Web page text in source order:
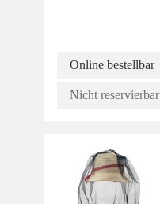
Online bestellbar
Nicht reservierbar